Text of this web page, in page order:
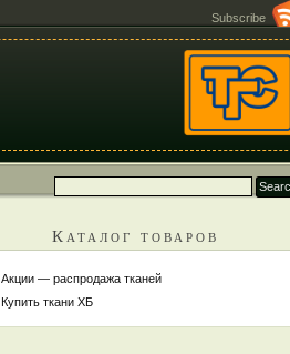
Subscribe
Каталог товаров
Акции — распродажа тканей
Купить ткани ХБ